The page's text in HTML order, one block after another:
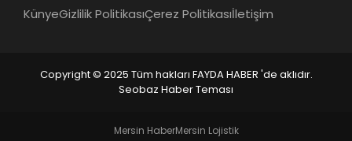
KünyeGizlilik PolitikasıÇerez Politikasıİletişim
Copyright © 2025 Tüm hakları FAYDA HABER 'de aklıdır.
Seobaz Haber Teması
Mersin HaberMersin Lojistik